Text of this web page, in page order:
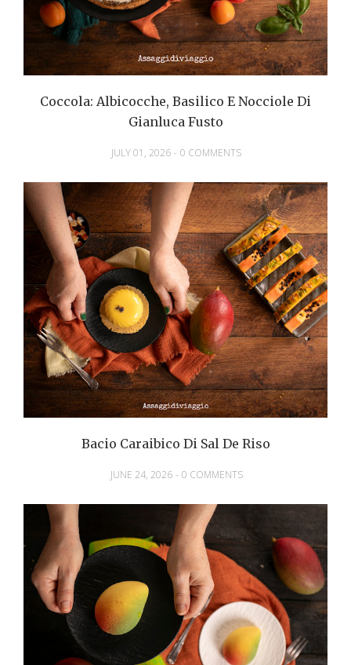
Coccola: Albicocche, Basilico E Nocciole Di
Gianluca Fusto
JULY 01, 2026 - 0 COMMENTS
Bacio Caraibico Di Sal De Riso
JUNE 24, 2026 - 0 COMMENTS